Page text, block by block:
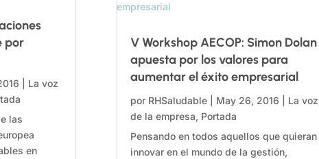
por
La voz
las
en
V Workshop AECOP: Simon Dolan
apuesta por los valores para
aumentar el éxito empresarial
por RHSaludable| May 26, 2016
La voz
de la empresa, Portada
Pensando en todos aquellos que quieran
innovar en el mundo de la gestión,